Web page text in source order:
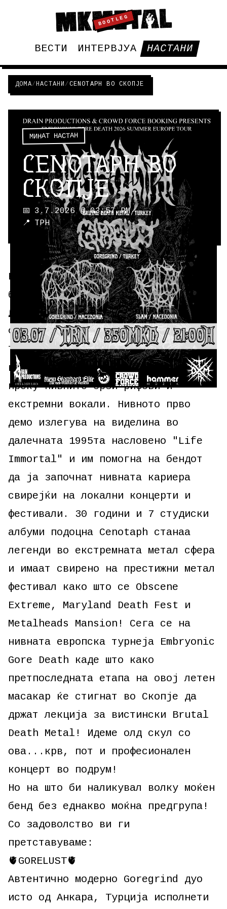
BOOTLEG
ВЕСТИ ИНТЕРВЈУА НАСТАНИ
ДОМА/НАСТАНИ / CENOTAPH ВО СКОПЈЕ
МИНАТ НАСТАН
CENOTAPH ВО
СКОПЈЕ
📅
3.7.2026 @ 03:57 PM
📍
ТРН
Култната Brutal Death Metal
бригада пристигнува во Македонија‼️
🪦CENOTAPH🪦
Формирани во 1993 во Анкара,
Турција Cenotaph се истакнат бенд
во светската Death Metal сцена
преку нивните брзи рифови и
екстремни вокали. Нивното прво
демо излегува на виделина во
далечната 1995та насловено "Life
Immortal" и им помогна на бендот
да ја започнат нивната кариера
свирејќи на локални концерти и
фестивали. 30 години и 7 студиски
албуми подоцна Cenotaph станаа
легенди во екстремната метал сфера
и имаат свирено на престижни метал
фестивал како што се Obscene
Extreme, Maryland Death Fest и
Metalheads Mansion! Сега се на
нивната европска турнеја Embryonic
Gore Death каде што како
претпоследната етапа на овој летен
масакар ќе стигнат во Скопје да
држат лекција за вистински Brutal
Death Metal! Идеме олд скул со
ова...крв, пот и професионален
концерт во подрум!
Но на што би наликувал волку моќен
бенд без еднакво моќна предгрупа!
Со задоволство ви ги
претставуваме:
🫀GORELUST🫀
Автентично модерно Goregrind дуо
исто од Анкара, Турција исполнети